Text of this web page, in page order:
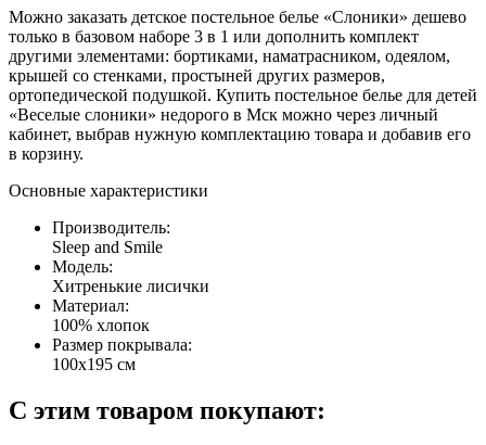
Можно заказать детское постельное белье «Слоники» дешево
только в базовом наборе 3 в 1 или дополнить комплект
другими элементами: бортиками, наматрасником, одеялом,
крышей со стенками, простыней других размеров,
ортопедической подушкой. Купить постельное белье для детей
«Веселые слоники» недорого в Мск можно через личный
кабинет, выбрав нужную комплектацию товара и добавив его
в корзину.
Основные характеристики
Производитель:
Sleep and Smile
Модель:
Хитренькие лисички
Материал:
100% хлопок
Размер покрывала:
100х195 см
С этим товаром покупают: